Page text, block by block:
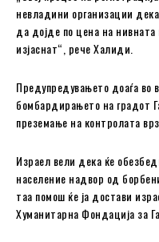
невладини организации
да дојде по цена на
изјаснат“, рече Халиди.
Предупредувањето доаѓа во
бомбардирањето на градот
преземање на контролата
Израел вели дека ќе
население надвор од
таа помош ќе ја достави
Хуманитарна Фондација за